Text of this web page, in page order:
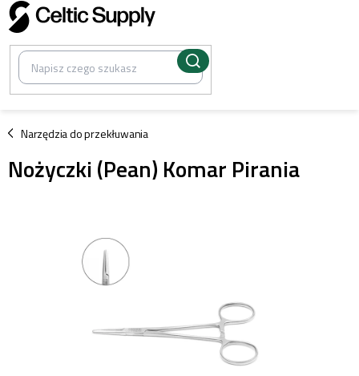
Przejść
do
treści
Narzędzia do przekłuwania
/
Nożyczki (Pean) Komar Pirania